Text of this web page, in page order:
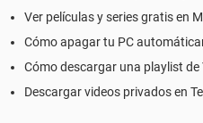
Ver películas y series gratis en
Cómo apagar tu PC
Cómo descargar una playlist de
Descargar videos privados en